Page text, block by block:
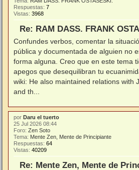
Respuestas: 7
Vistas: 3968
Re: RAM DASS. FRANK
Confundes verbos, comentar la
pública y documentada de alguien no
forma alguna. Creo que en este tema
apegos que desequilibran tu
wiki: He also maintained relations with
and th...
por Daru el tuerto
25 Jul 2026 08:44
Foro: Zen Soto
Tema: Mente Zen, Mente de Principiante
Respuestas: 64
Vistas: 40209
Re: Mente Zen, Mente de